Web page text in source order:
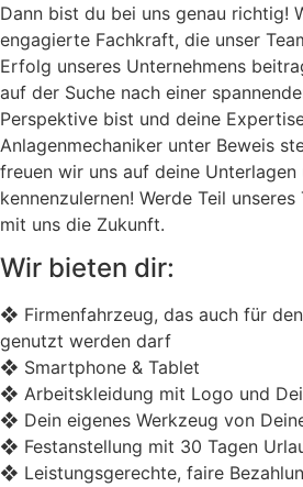
Dann bist du bei uns genau richtig!
engagierte Fachkraft, die unser
Erfolg unseres Unternehmens
auf der Suche nach einer
Perspektive bist und deine
Anlagenmechaniker unter Beweis
freuen wir uns auf deine
kennenzulernen! Werde Teil
mit uns die Zukunft.
Wir bieten dir:
❖ Firmenfahrzeug, das auch für
genutzt werden darf
❖ Smartphone & Tablet
❖ Arbeitskleidung mit Logo und
❖ Dein eigenes Werkzeug von
❖ Festanstellung mit 30 Tagen
❖ Leistungsgerechte, faire